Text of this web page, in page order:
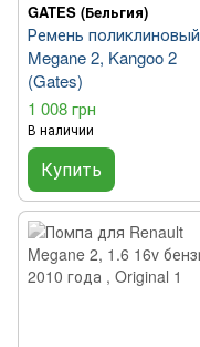
GATES (Бельгия)
Ремень поликлиновый
Megane 2, Kangoo 2
(Gates)
1 008 грн
В наличии
Купить